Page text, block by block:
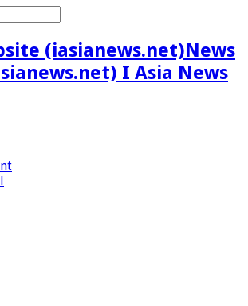
News
I Asia News